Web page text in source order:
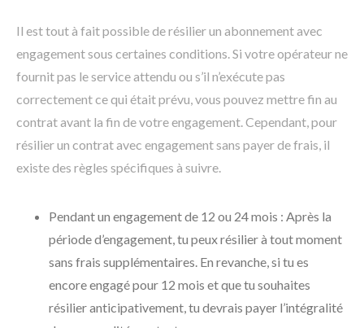
Il est tout à fait possible de résilier un abonnement avec
engagement sous certaines conditions. Si votre opérateur ne
fournit pas le service attendu ou s’il n’exécute pas
correctement ce qui était prévu, vous pouvez mettre fin au
contrat avant la fin de votre engagement. Cependant, pour
résilier un contrat avec engagement sans payer de frais, il
existe des règles spécifiques à suivre.
Pendant un engagement de 12 ou 24 mois : Après la
période d’engagement, tu peux résilier à tout moment
sans frais supplémentaires. En revanche, si tu es
encore engagé pour 12 mois et que tu souhaites
résilier anticipativement, tu devrais payer l’intégralité